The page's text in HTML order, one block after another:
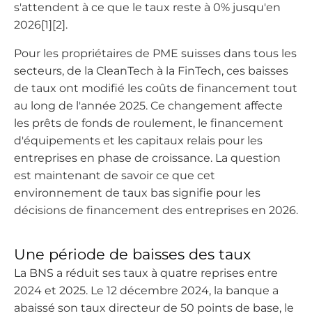
s'attendent à ce que le taux reste à 0% jusqu'en
2026[1][2].
Pour les propriétaires de PME suisses dans tous les
secteurs, de la CleanTech à la FinTech, ces baisses
de taux ont modifié les coûts de financement tout
au long de l'année 2025. Ce changement affecte
les prêts de fonds de roulement, le financement
d'équipements et les capitaux relais pour les
entreprises en phase de croissance. La question
est maintenant de savoir ce que cet
environnement de taux bas signifie pour les
décisions de financement des entreprises en 2026.
Une période de baisses des taux
La BNS a réduit ses taux à quatre reprises entre
2024 et 2025. Le 12 décembre 2024, la banque a
abaissé son taux directeur de 50 points de base, le